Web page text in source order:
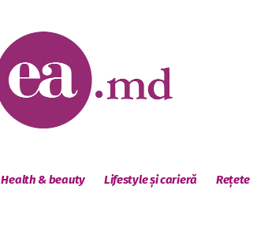
Health & beauty Lifestyle și carieră Rețete